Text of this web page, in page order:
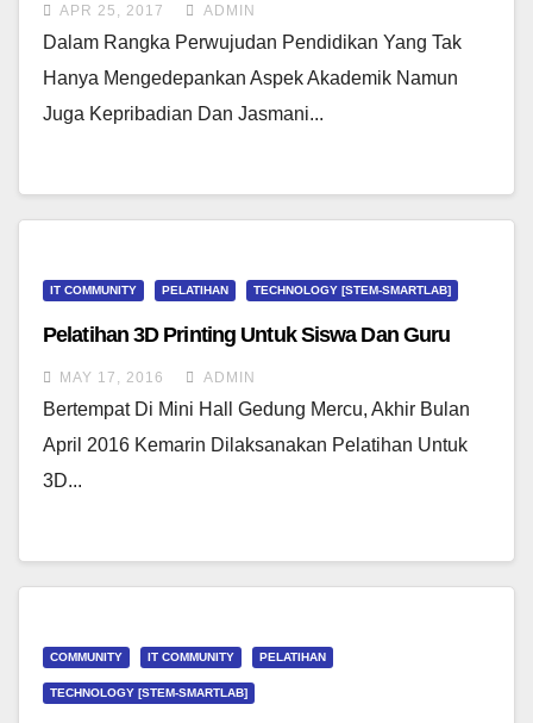
APR 25, 2017 ADMIN
Dalam Rangka Perwujudan Pendidikan Yang Tak
Hanya Mengedepankan Aspek Akademik Namun
Juga Kepribadian Dan Jasmani...
IT COMMUNITY PELATIHAN TECHNOLOGY [STEM-SMARTLAB]
Pelatihan 3D Printing Untuk Siswa Dan Guru
MAY 17, 2016 ADMIN
Bertempat Di Mini Hall Gedung Mercu, Akhir Bulan
April 2016 Kemarin Dilaksanakan Pelatihan Untuk
3D...
COMMUNITY IT COMMUNITY PELATIHAN
TECHNOLOGY [STEM-SMARTLAB]